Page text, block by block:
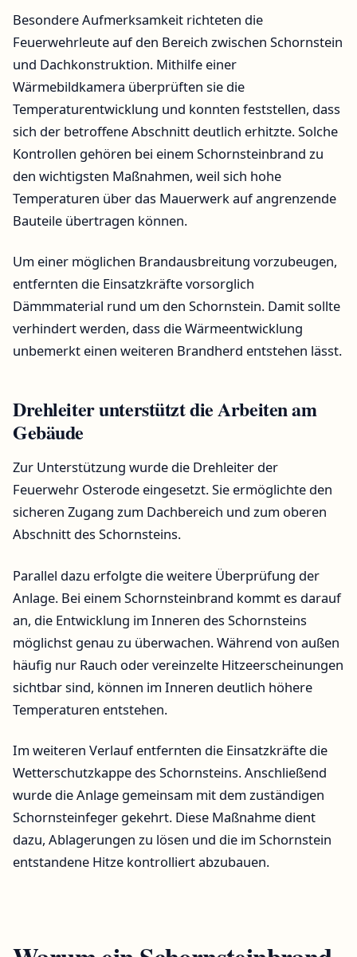
Besondere Aufmerksamkeit richteten die
Feuerwehrleute auf den Bereich zwischen Schornstein
und Dachkonstruktion. Mithilfe einer
Wärmebildkamera überprüften sie die
Temperaturentwicklung und konnten feststellen, dass
sich der betroffene Abschnitt deutlich erhitzte. Solche
Kontrollen gehören bei einem Schornsteinbrand zu
den wichtigsten Maßnahmen, weil sich hohe
Temperaturen über das Mauerwerk auf angrenzende
Bauteile übertragen können.
Um einer möglichen Brandausbreitung vorzubeugen,
entfernten die Einsatzkräfte vorsorglich
Dämmmaterial rund um den Schornstein. Damit sollte
verhindert werden, dass die Wärmeentwicklung
unbemerkt einen weiteren Brandherd entstehen lässt.
Drehleiter unterstützt die Arbeiten am
Gebäude
Zur Unterstützung wurde die Drehleiter der
Feuerwehr Osterode eingesetzt. Sie ermöglichte den
sicheren Zugang zum Dachbereich und zum oberen
Abschnitt des Schornsteins.
Parallel dazu erfolgte die weitere Überprüfung der
Anlage. Bei einem Schornsteinbrand kommt es darauf
an, die Entwicklung im Inneren des Schornsteins
möglichst genau zu überwachen. Während von außen
häufig nur Rauch oder vereinzelte Hitzeerscheinungen
sichtbar sind, können im Inneren deutlich höhere
Temperaturen entstehen.
Im weiteren Verlauf entfernten die Einsatzkräfte die
Wetterschutzkappe des Schornsteins. Anschließend
wurde die Anlage gemeinsam mit dem zuständigen
Schornsteinfeger gekehrt. Diese Maßnahme dient
dazu, Ablagerungen zu lösen und die im Schornstein
entstandene Hitze kontrolliert abzubauen.